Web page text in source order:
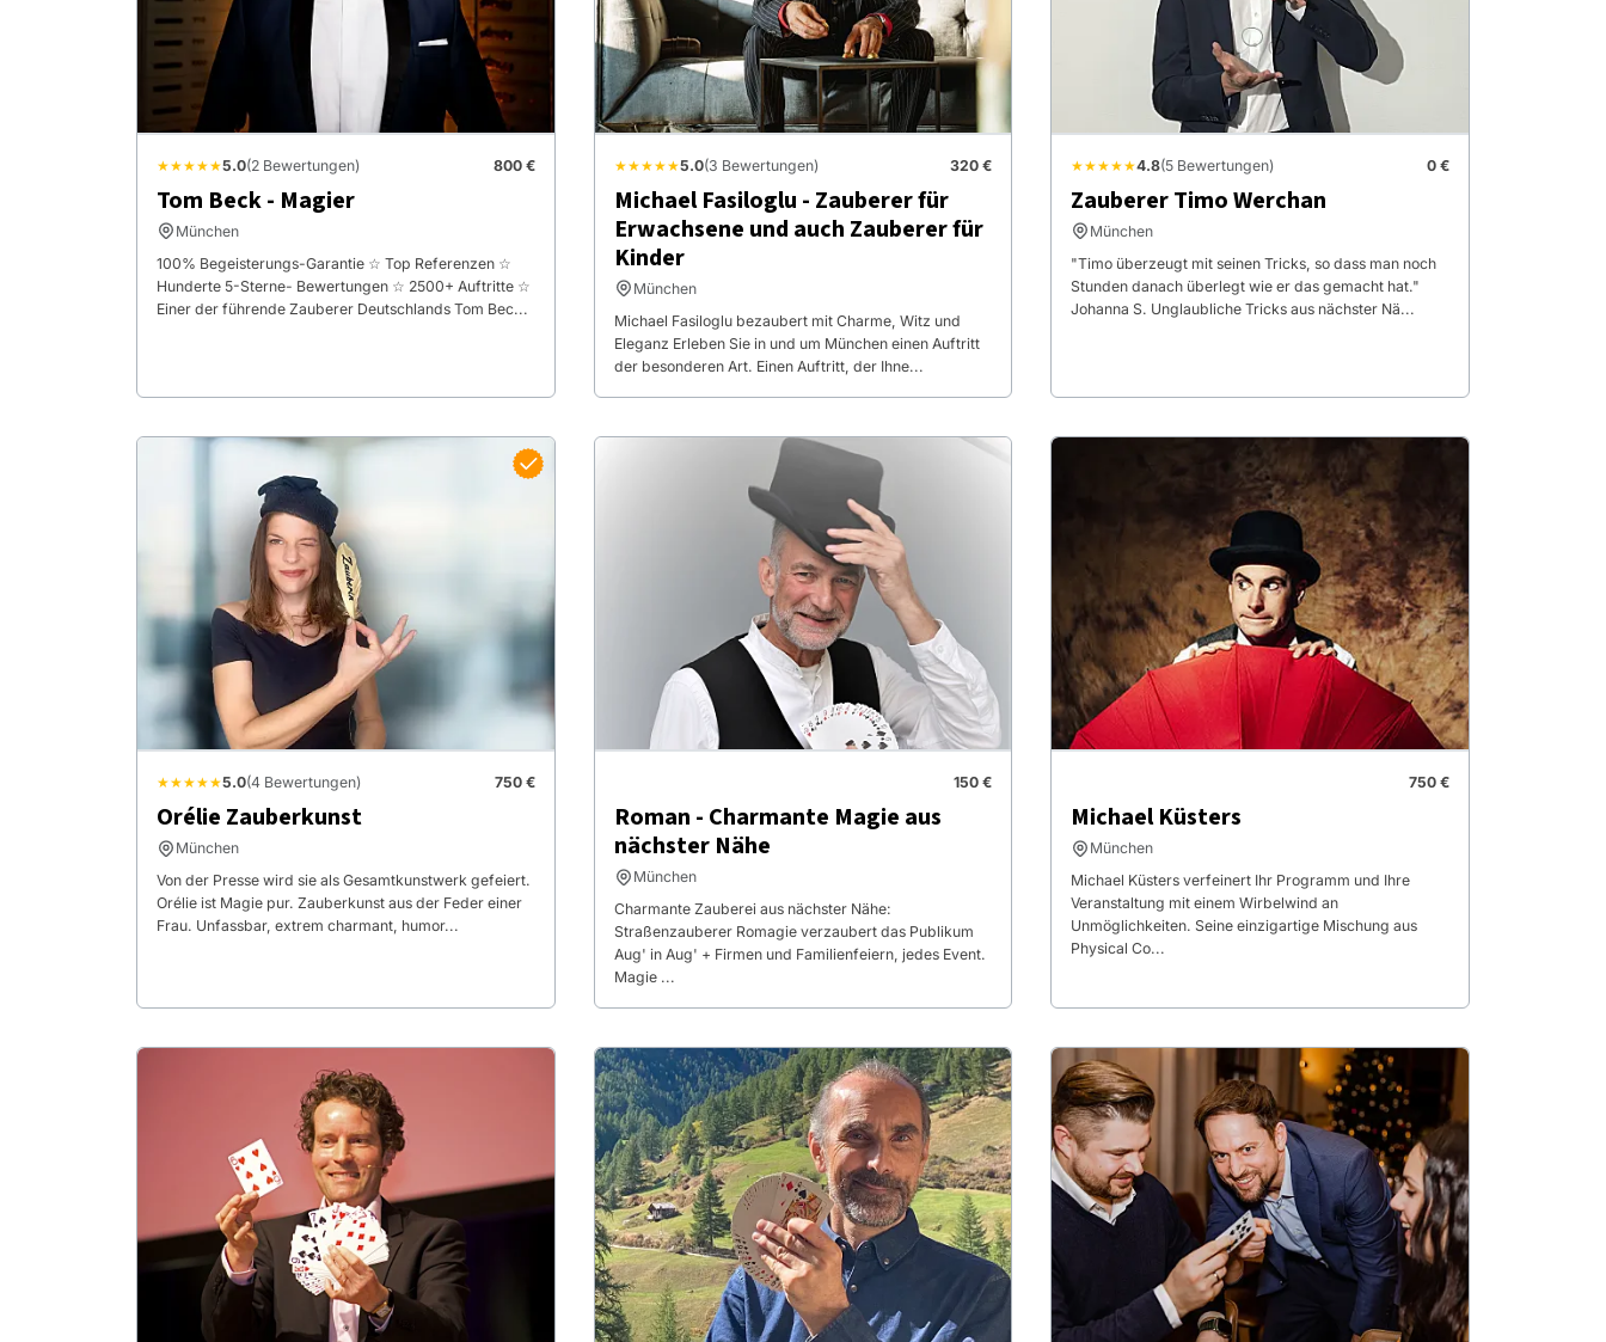
★★★★★5.0(2 Bewertungen) 800 €
Tom Beck - Magier
München
100% Begeisterungs-Garantie ☆ Top Referenzen ☆
Hunderte 5-Sterne- Bewertungen ☆ 2500+ Auftritte ☆
Einer der führende Zauberer Deutschlands Tom Bec...
★★★★★5.0(3 Bewertungen) 320 €
Michael Fasiloglu - Zauberer für
Erwachsene und auch Zauberer für
Kinder
München
Michael Fasiloglu bezaubert mit Charme, Witz und
Eleganz Erleben Sie in und um München einen Auftritt
der besonderen Art. Einen Auftritt, der Ihne...
★★★★★4.8(5 Bewertungen) 0 €
Zauberer Timo Werchan
München
"Timo überzeugt mit seinen Tricks, so dass man noch
Stunden danach überlegt wie er das gemacht hat."
Johanna S. Unglaubliche Tricks aus nächster Nä...
★★★★★5.0(4 Bewertungen) 750 €
Orélie Zauberkunst
München
Von der Presse wird sie als Gesamtkunstwerk gefeiert.
Orélie ist Magie pur. Zauberkunst aus der Feder einer
Frau. Unfassbar, extrem charmant, humor...
150 €
Roman - Charmante Magie aus
nächster Nähe
München
Charmante Zauberei aus nächster Nähe:
Straßenzauberer Romagie verzaubert das Publikum
Aug' in Aug' + Firmen und Familienfeiern, jedes Event.
Magie ...
750 €
Michael Küsters
München
Michael Küsters verfeinert Ihr Programm und Ihre
Veranstaltung mit einem Wirbelwind an
Unmöglichkeiten. Seine einzigartige Mischung aus
Physical Co...